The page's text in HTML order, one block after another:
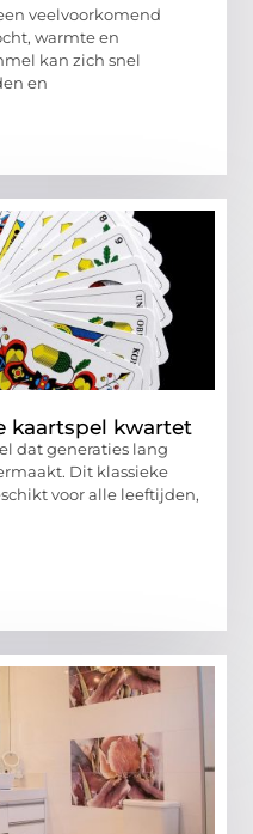
veelvoorkomend
warmte en
kan zich snel
en
kaartspel kwartet
dat generaties lang
Dit klassieke
voor alle leeftijden,